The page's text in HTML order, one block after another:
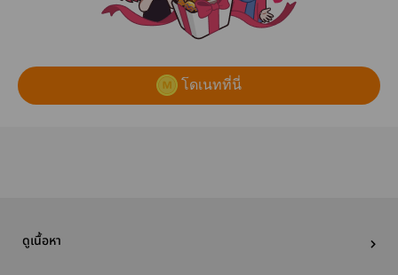
โดเนทที่นี่
ดูเนื้อหา